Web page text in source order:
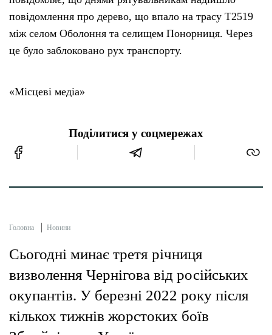
повідомлення про дерево, що впало на трасу Т2519
між селом Оболоння та селищем Понорниця. Через
це було заблоковано рух транспорту.
«Місцеві медіа»
Поділитися у соцмережах
Головна Новини
Сьогодні минає третя річниця
визволення Чернігова від російських
окупантів. У березні 2022 року після
кількох тижнів жорстоких боїв